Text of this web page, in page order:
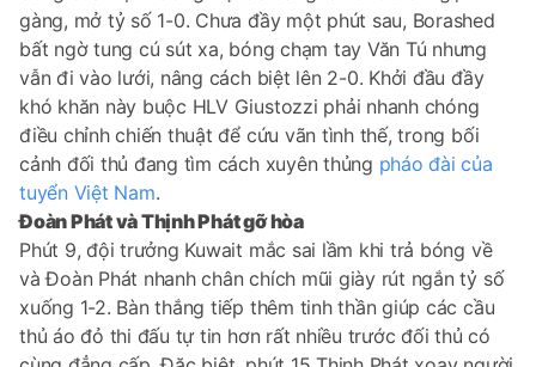
gàng, mở tỷ số 1-0. Chưa đầy một phút sau, Borashed
bất ngờ tung cú sút xa, bóng chạm tay Văn Tú nhưng
vẫn đi vào lưới, nâng cách biệt lên 2-0. Khởi đầu đầy
khó khăn này buộc HLV Giustozzi phải nhanh chóng
điều chỉnh chiến thuật để cứu vãn tình thế, trong bối
cảnh đối thủ đang tìm cách xuyên thủng pháo đài của
tuyển Việt Nam.
Đoàn Phát và Thịnh Phát gỡ hòa
Phút 9, đội trưởng Kuwait mắc sai lầm khi trả bóng về
và Đoàn Phát nhanh chân chích mũi giày rút ngắn tỷ số
xuống 1-2. Bàn thắng tiếp thêm tinh thần giúp các cầu
thủ áo đỏ thi đấu tự tin hơn rất nhiều trước đối thủ có